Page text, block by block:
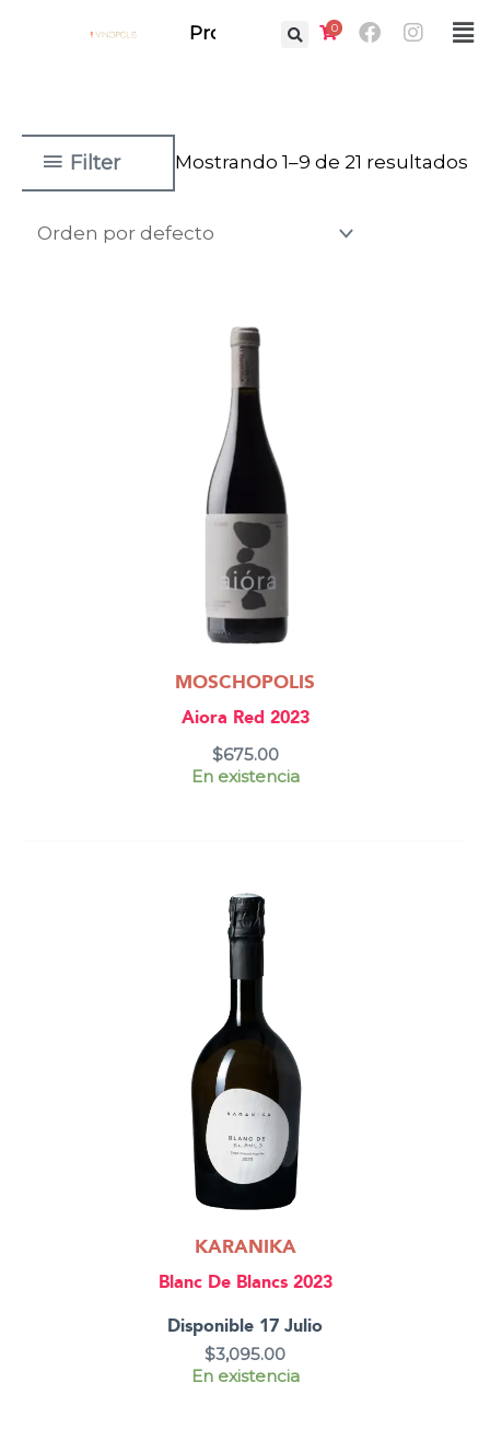
Prof. 0 Facebook
Filter Mostrando 1–9 de 21 resultados
MOSCHOPOLIS
Aiora Red 2023
$675.00
En existencia
KARANIKA
Blanc De Blancs 2023
Disponible 17 Julio
$3,095.00
En existencia